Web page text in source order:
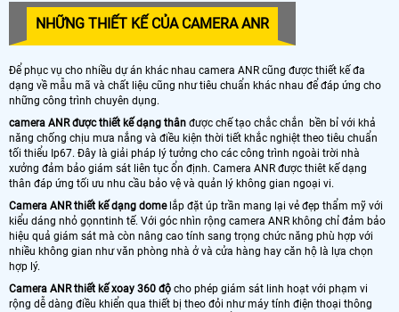
NHỮNG THIẾT KẾ CỦA CAMERA ANR
Để phục vụ cho nhiều dự án khác nhau camera ANR cũng được thiết kế đa
dạng về mẫu mã và chất liệu cũng như tiêu chuẩn khác nhau để đáp ứng cho
những công trình chuyên dụng.
camera ANR được thiết kế dạng thân được chế tạo chắc chắn bền bỉ với khả
năng chống chịu mưa nắng và điều kiện thời tiết khắc nghiệt theo tiêu chuẩn
tối thiểu Ip67. Đây là giải pháp lý tưởng cho các công trình ngoài trời nhà
xưởng đảm bảo giám sát liên tục ổn định. Camera ANR được thiêt kế dạng
thân đáp ứng tối ưu nhu cầu bảo vệ và quản lý không gian ngoại vi.
Camera ANR thiết kế dạng domelắp đặt úp trần mang lại vẻ đẹp thẩm mỹ với
kiểu dáng nhỏ gọnntinh tế. Với góc nhìn rộng camera ANR không chỉ đảm bảo
hiệu quả giám sát mà còn nâng cao tính sang trọng chức năng phù hợp với
nhiều không gian như văn phòng nhà ở và cửa hàng hay căn hộ là lựa chọn
hợp lý.
Camera ANR thiết kế xoay 360 độ cho phép giám sát linh hoạt với phạm vi
rộng dễ dàng điều khiển qua thiết bị theo đỏi như máy tính điện thoại thông